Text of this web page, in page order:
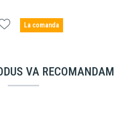
La comanda
VA RECOMANDAM